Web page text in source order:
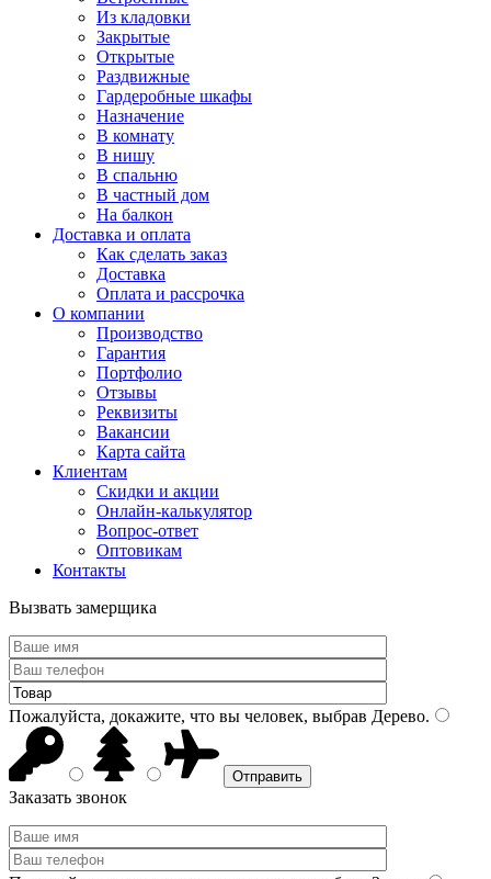
Из кладовки
Закрытые
Открытые
Раздвижные
Гардеробные шкафы
Назначение
В комнату
В нишу
В спальню
В частный дом
На балкон
Доставка и оплата
Как сделать заказ
Доставка
Оплата и рассрочка
О компании
Производство
Гарантия
Портфолио
Отзывы
Реквизиты
Вакансии
Карта сайта
Клиентам
Скидки и акции
Онлайн-калькулятор
Вопрос-ответ
Оптовикам
Контакты
Вызвать замерщика
Пожалуйста, докажите, что вы человек, выбрав Дерево.
Заказать звонок